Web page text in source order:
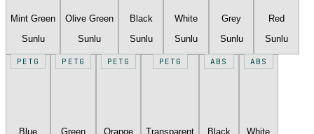
Mint Green
Sunlu
Olive Green
Sunlu
Black
Sunlu
White
Sunlu
Grey
Sunlu
Red
Sunlu
PETG
Blue
PETG
Green
PETG
Orange
PETG
Transparent
ABS
Black
ABS
White